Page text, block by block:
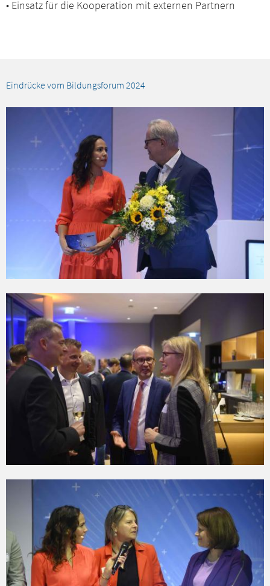
• Einsatz für die Kooperation mit externen Partnern
Eindrücke vom Bildungsforum 2024